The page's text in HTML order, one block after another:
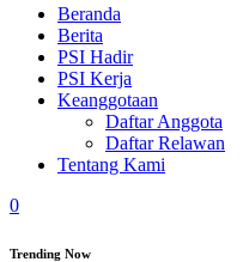
Beranda
Berita
PSI Hadir
PSI Kerja
Keanggotaan
Daftar Anggota
Daftar Relawan
Tentang Kami
0
Trending Now